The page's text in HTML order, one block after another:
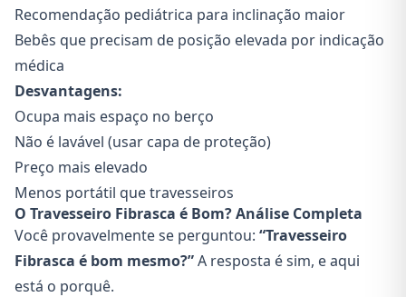
Recomendação pediátrica para inclinação maior
Bebês que precisam de posição elevada por indicação
médica
Desvantagens:
Ocupa mais espaço no berço
Não é lavável (usar capa de proteção)
Preço mais elevado
Menos portátil que travesseiros
O Travesseiro Fibrasca é Bom? Análise Completa
Você provavelmente se perguntou: “Travesseiro
Fibrasca é bom mesmo?”A resposta é sim, e aqui
está o porquê.